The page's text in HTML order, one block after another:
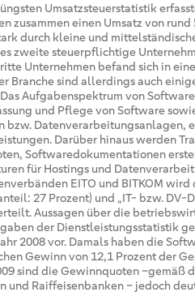
Umsatzsteuerstatistik
zusammen einen Umsatz von
durch kleine und
zweite steuerpflichtige
Unternehmen befand sich in
Branche sind allerdings auch
Aufgabenspektrum von
und Pflege von Software
bzw. Datenverarbeitungsanlagen,
Darüber hinaus werden
Softwaredokumentationen
für Hostings und
EITO und BITKOM
27 Prozent) und „IT- bzw. DV-
Aussagen über die
der Dienstleistungsstatistik
2008 vor. Damals haben die
Gewinn von 12,1 Prozent der
sind die Gewinnquoten –gemäß
und Raiffeisenbanken – jedoch